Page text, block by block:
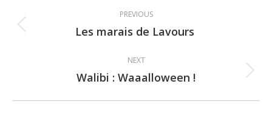
navigation
PREVIOUS
Previous
Les marais de Lavours
NEXT
Next
Walibi : Waaalloween !